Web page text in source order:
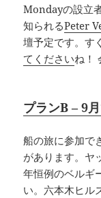
Mondayの設立
知られるPeter
壇予定です。す
てくださいね！
プランB – 9
船の旅に参加で
があります。ヤ
年恒例のベルギ
い。六本木ヒル